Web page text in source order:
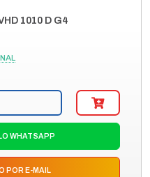
1010 D G4
WHATSAPP
POR E-MAIL